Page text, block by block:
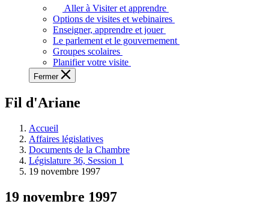
voir,
apprendre
et
à
à
législative.
Aller à Visiter et apprendre
Options de visites et webinaires
Enseigner, apprendre et jouer
Le parlement et le gouvernement
Groupes scolaires
Planifier votre visite
Fermer
Fil d'Ariane
Accueil
Affaires législatives
Documents de la Chambre
Législature 36, Session 1
19 novembre 1997
19 novembre 1997